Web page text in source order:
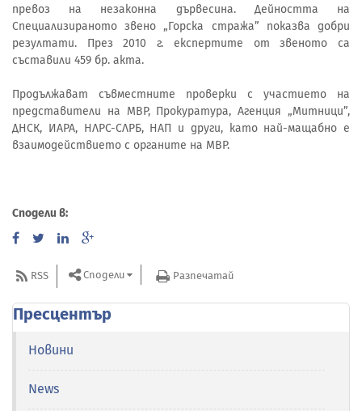
превоз на незаконна дървесина. Дейността на
Специализираното звено „Горска стража” показва добри
резултати. През 2010 г. експертите от звеното са
съставили 459 бр. акта.
Продължават съвместните проверки с участието на
представители на МВР, Прокуратура, Агенция „Митници”,
ДНСК, ИАРА, НЛРС-СЛРБ, НАП и други, като най-мащабно е
взаимодействието с органите на МВР.
Сподели в:
RSS Сподели Разпечатай
Пресцентър
Новини
News